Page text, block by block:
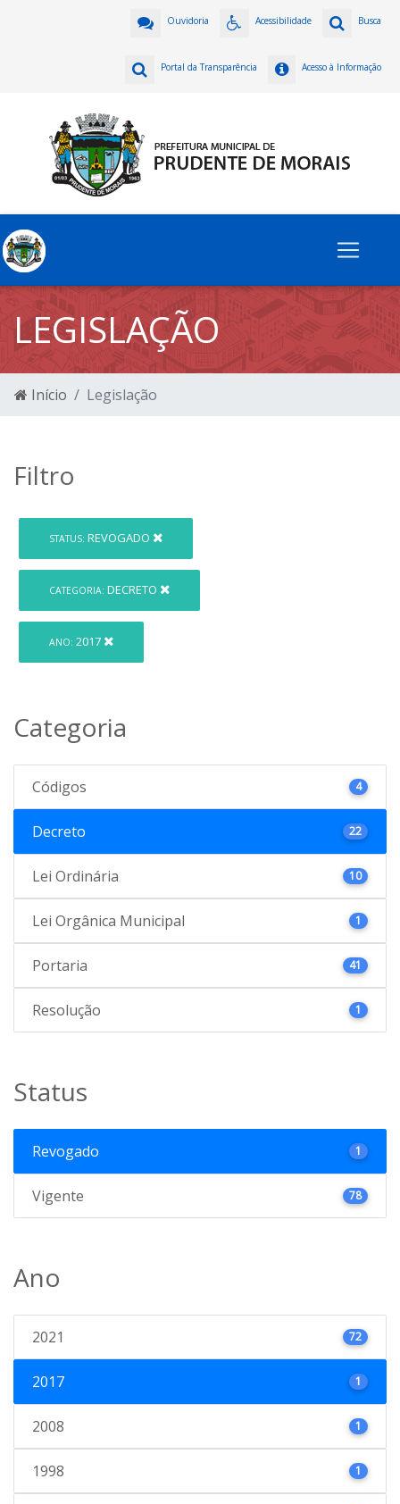
Busca
Acessibilidade
Ouvidoria
Acesso à Informação
Portal da Transparência
LEGISLAÇÃO
Início Legislação
Filtro
STATUS: REVOGADO
CATEGORIA: DECRETO
ANO: 2017
Categoria
Códigos 4
Decreto 22
Lei Ordinária 10
Lei Orgânica Municipal 1
Portaria 41
Resolução 1
Status
Revogado 1
Vigente 78
Ano
2021 72
2017 1
2008 1
1998 1